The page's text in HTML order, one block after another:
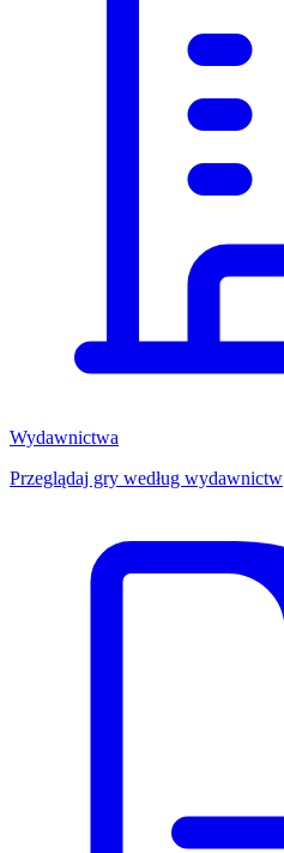
Wydawnictwa
Przeglądaj gry według wydawnictw